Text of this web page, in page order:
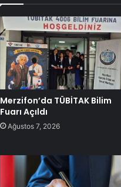
Merzifon’da TÜBİTAK Bilim
Fuarı Açıldı
Ağustos 7, 2026